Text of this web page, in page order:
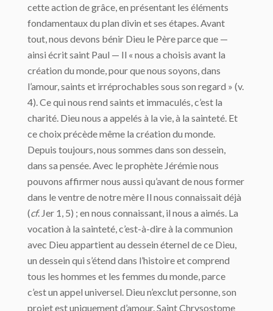
cette action de grâce, en présentant les éléments
fondamentaux du plan divin et ses étapes. Avant
tout, nous devons bénir Dieu le Père parce que —
ainsi écrit saint Paul — Il « nous a choisis avant la
création du monde, pour que nous soyons, dans
l’amour, saints et irréprochables sous son regard » (v.
4). Ce qui nous rend saints et immaculés, c’est la
charité. Dieu nous a appelés à la vie, à la sainteté. Et
ce choix précède même la création du monde.
Depuis toujours, nous sommes dans son dessein,
dans sa pensée. Avec le prophète Jérémie nous
pouvons affirmer nous aussi qu’avant de nous former
dans le ventre de notre mère Il nous connaissait déjà
(cf. Jer 1, 5) ; en nous connaissant, il nous a aimés. La
vocation à la sainteté, c’est-à-dire à la communion
avec Dieu appartient au dessein éternel de ce Dieu,
un dessein qui s’étend dans l’histoire et comprend
tous les hommes et les femmes du monde, parce
c’est un appel universel. Dieu n’exclut personne, son
projet est uniquement d’amour. Saint Chrysostome